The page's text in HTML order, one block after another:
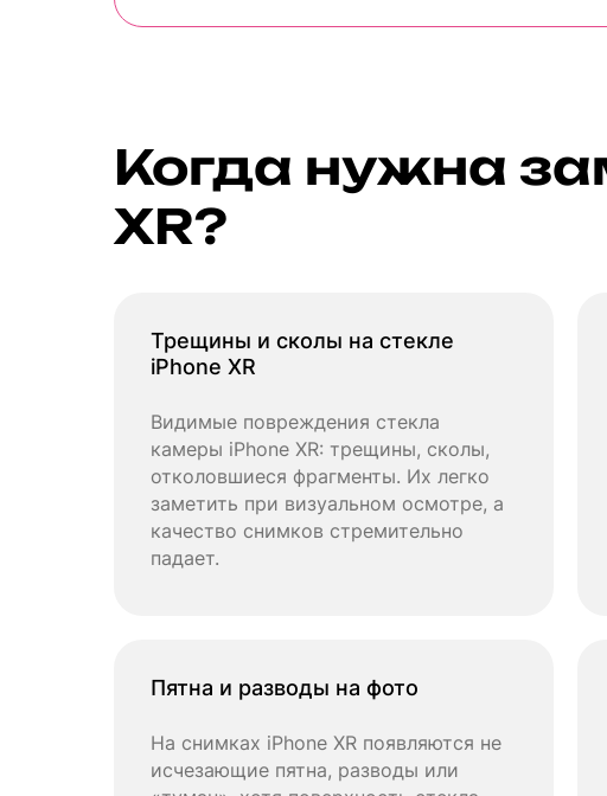
Когда нужна
XR?
Трещины и сколы на стекле
iPhone XR
Видимые повреждения стекла
камеры iPhone XR: трещины, сколы,
отколовшиеся фрагменты. Их легко
заметить при визуальном осмотре, а
качество снимков стремительно
падает.
Пятна и разводы на фото
На снимках iPhone XR появляются не
исчезающие пятна, разводы или